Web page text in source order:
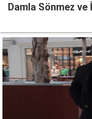
Damla Sönmez ve